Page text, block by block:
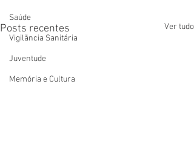
Saúde
Vigilãncia Sanitária
Juventude
Memória e Cultura
Posts recentes Ver tudo